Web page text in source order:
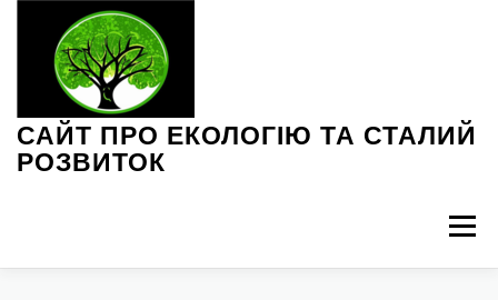
САЙТ ПРО ЕКОЛОГІЮ ТА СТАЛИЙ
РОЗВИТОК
Меню